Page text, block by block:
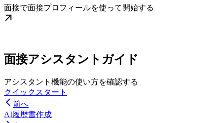
面接で面接プロフィールを使って開始する
面接アシスタントガイド
アシスタント機能の使い方を確認する
クイックスタート
前へ
AI履歴書作成